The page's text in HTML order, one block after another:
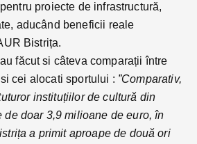
proiecte de infrastructură,
aducând beneficii reale
Bistrița.
făcut si câteva comparații între
cei alocati sportului : ”Comparativ,
instituțiilor de cultură din
de doar 3,9 milioane de euro, în
a primit aproape de două ori